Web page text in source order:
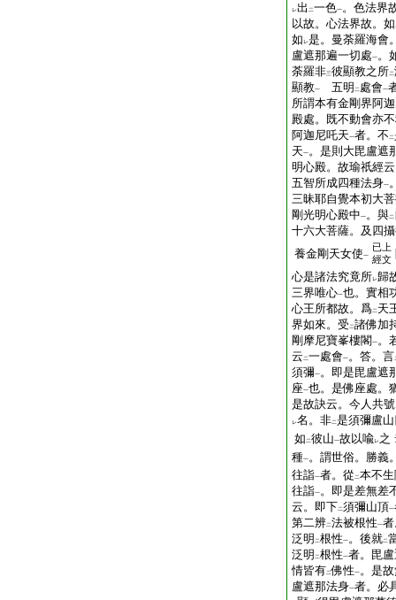
レ出 二一色一。色法界
以故。心法界故。如
如 レ是。曼荼羅海會
盧遮那遍一切處一。
荼羅非三彼顯教之所二
顯教一 五明 二 處會一
所謂本有金剛界阿
殿處。既不動會亦
阿迦尼吒天一者。不 二
天一。是則大毘盧遮
明心殿。故瑜祇經
五智所成四種法身一
三昧耶自覺本初大
剛光明心殿中一。與二
十六大菩薩。及四
養金剛天女使一
已上
經文
心是諸法究竟所レ歸
三界唯心一也。實相
心王所都故。爲二 天
界如來。受 二諸佛加
剛摩尼寶峯樓閣一。
云 二一處會一。答。言
須彌一。即是毘盧遮
座一也。是佛座處。
是故訣云。今人共
レ名。非二是須彌盧
如 二彼山一故以喩レ之
種一。謂世俗。勝義
往詣一者。從 二本不
往詣一。即是差無差
云。即下二須彌山頂一
第二辨二法被根性一
泛明 二根性一。後就二
泛明 二根性一者。毘
情皆有二佛性一。是
盧遮那法身一者。必